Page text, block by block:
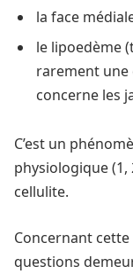
la face
le lipoedème
rarement
concerne les
C’est un
physiologique (1,
cellulite.
Concernant
questions